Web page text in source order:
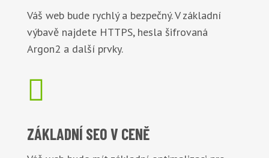
Váš web bude rychlý a bezpečný. V základní
výbavě najdete HTTPS, hesla šifrovaná
Argon2 a další prvky.

ZÁKLADNÍ SEO V CENĚ